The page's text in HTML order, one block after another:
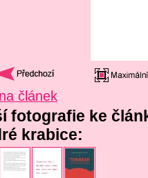
článek
fotografie ke
krabice: